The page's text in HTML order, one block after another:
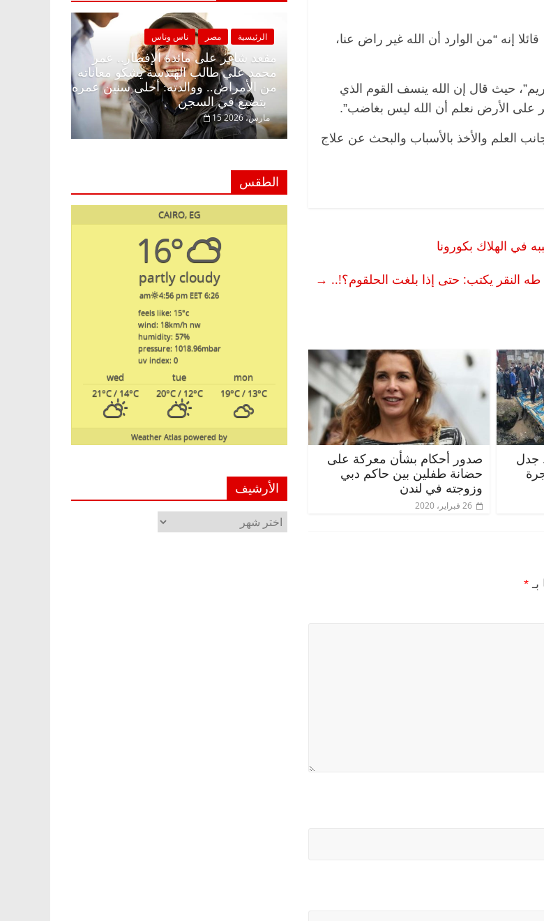
إنه “من الوارد أن الله غير راض عنا،
حيث قال إن الله ينسف القوم الذي
على الأرض نعلم أن الله ليس بغاضب”.
العلم والأخذ بالأسباب والبحث عن علاج
في الهلاك بكورونا
طه النقر يكتب: حتى إذا بلغت الحلقوم؟!.. →
جدل
صدور أحكام بشأن معركة على
حضانة طفلين بين حاكم دبي
وزوجته في لندن
26 فبراير، 2020
*
الرئيسية ناس وناس
مقعد شاغر على مائدة الإفطار..
محمد علي طالب الهندسة يشكو
من الأمراض.. ووالدته: أحلى
بتضيع في السجن
15 مارس، 2026
الرئيسية ناس وناس
مقعد شاغر على الإفطار وبلكونة بلا زينة
رمضان.. د. عبدالخالق فاروق خبير
اقتصادي في انتظار حلم الحرية ولمة
22 فبراير، 2026
ناس وناس
دافع عن المال العام
الطقس
CAIRO, EG
16°
partly cloudy
6:26 am
4:56 pm EET
feels like: 15°c
wind: 18km/h nw
humidity: 57%
pressure: 1018.96mbar
uv index: 0
mon
tue
wed
19°C/ 13°C
20°C/ 12°C
21°C/ 14°C
powered by
Weather Atlas
الأرشيف
الأرشيف